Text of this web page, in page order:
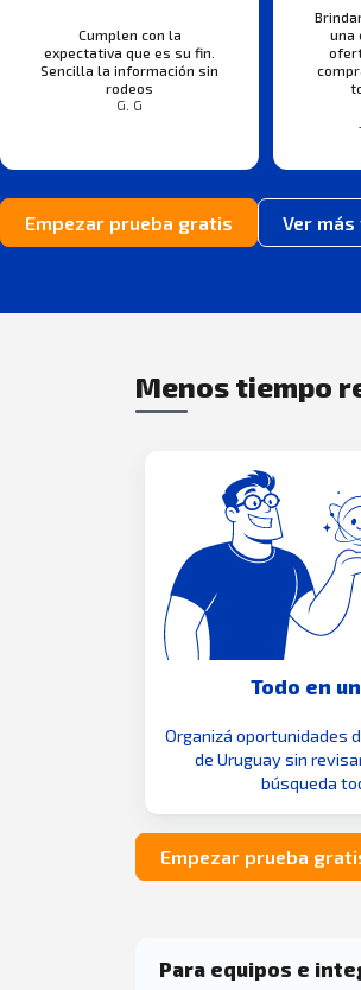
Cumplen con la
expectativa que es su fin.
Sencilla la información sin
rodeos
G. G
una
Empezar prueba gratis Ver
Menos tiempo
Todo en
Organizá oportunidades
de Uruguay sin
búsqueda
Empezar prueba
Para equipos e